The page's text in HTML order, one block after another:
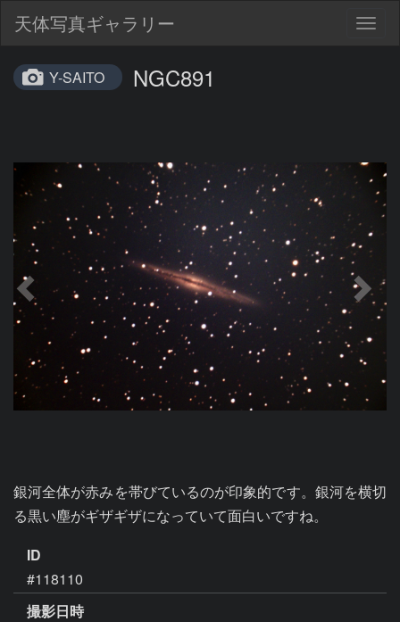
天体写真ギャラリー
Y-SAITO NGC891
銀河全体が赤みを帯びているのが印象的です。銀河を横切
る黒い塵がギザギザになっていて面白いですね。
ID
#118110
撮影日時